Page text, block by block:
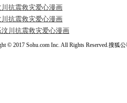
抗震救灾爱心漫画
抗震救灾爱心漫画
川抗震救灾爱心漫画
© 2017 Sohu.com Inc. All Rights Reserved.搜狐